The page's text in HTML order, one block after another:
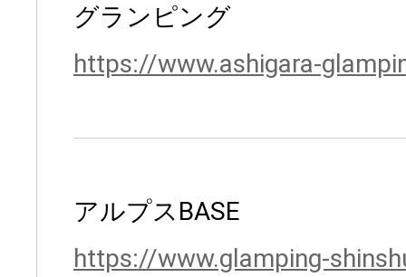
グランピング
https://www.ashigara-
アルプスBASE
https://www.glamping-